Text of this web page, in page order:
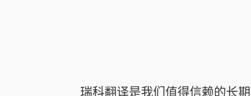
瑞科翻译是我们值得信赖的长